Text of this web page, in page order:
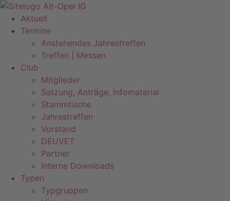
Zum
Inhalt
springen
Aktuell
Termine
Anstehendes Jahrestreffen
Treffen | Messen
Club
Mitglieder
Satzung, Anträge, Infomaterial
Stammtische
Jahrestreffen
Vorstand
DEUVET
Partner
Interne Downloads
Typen
Typgruppen